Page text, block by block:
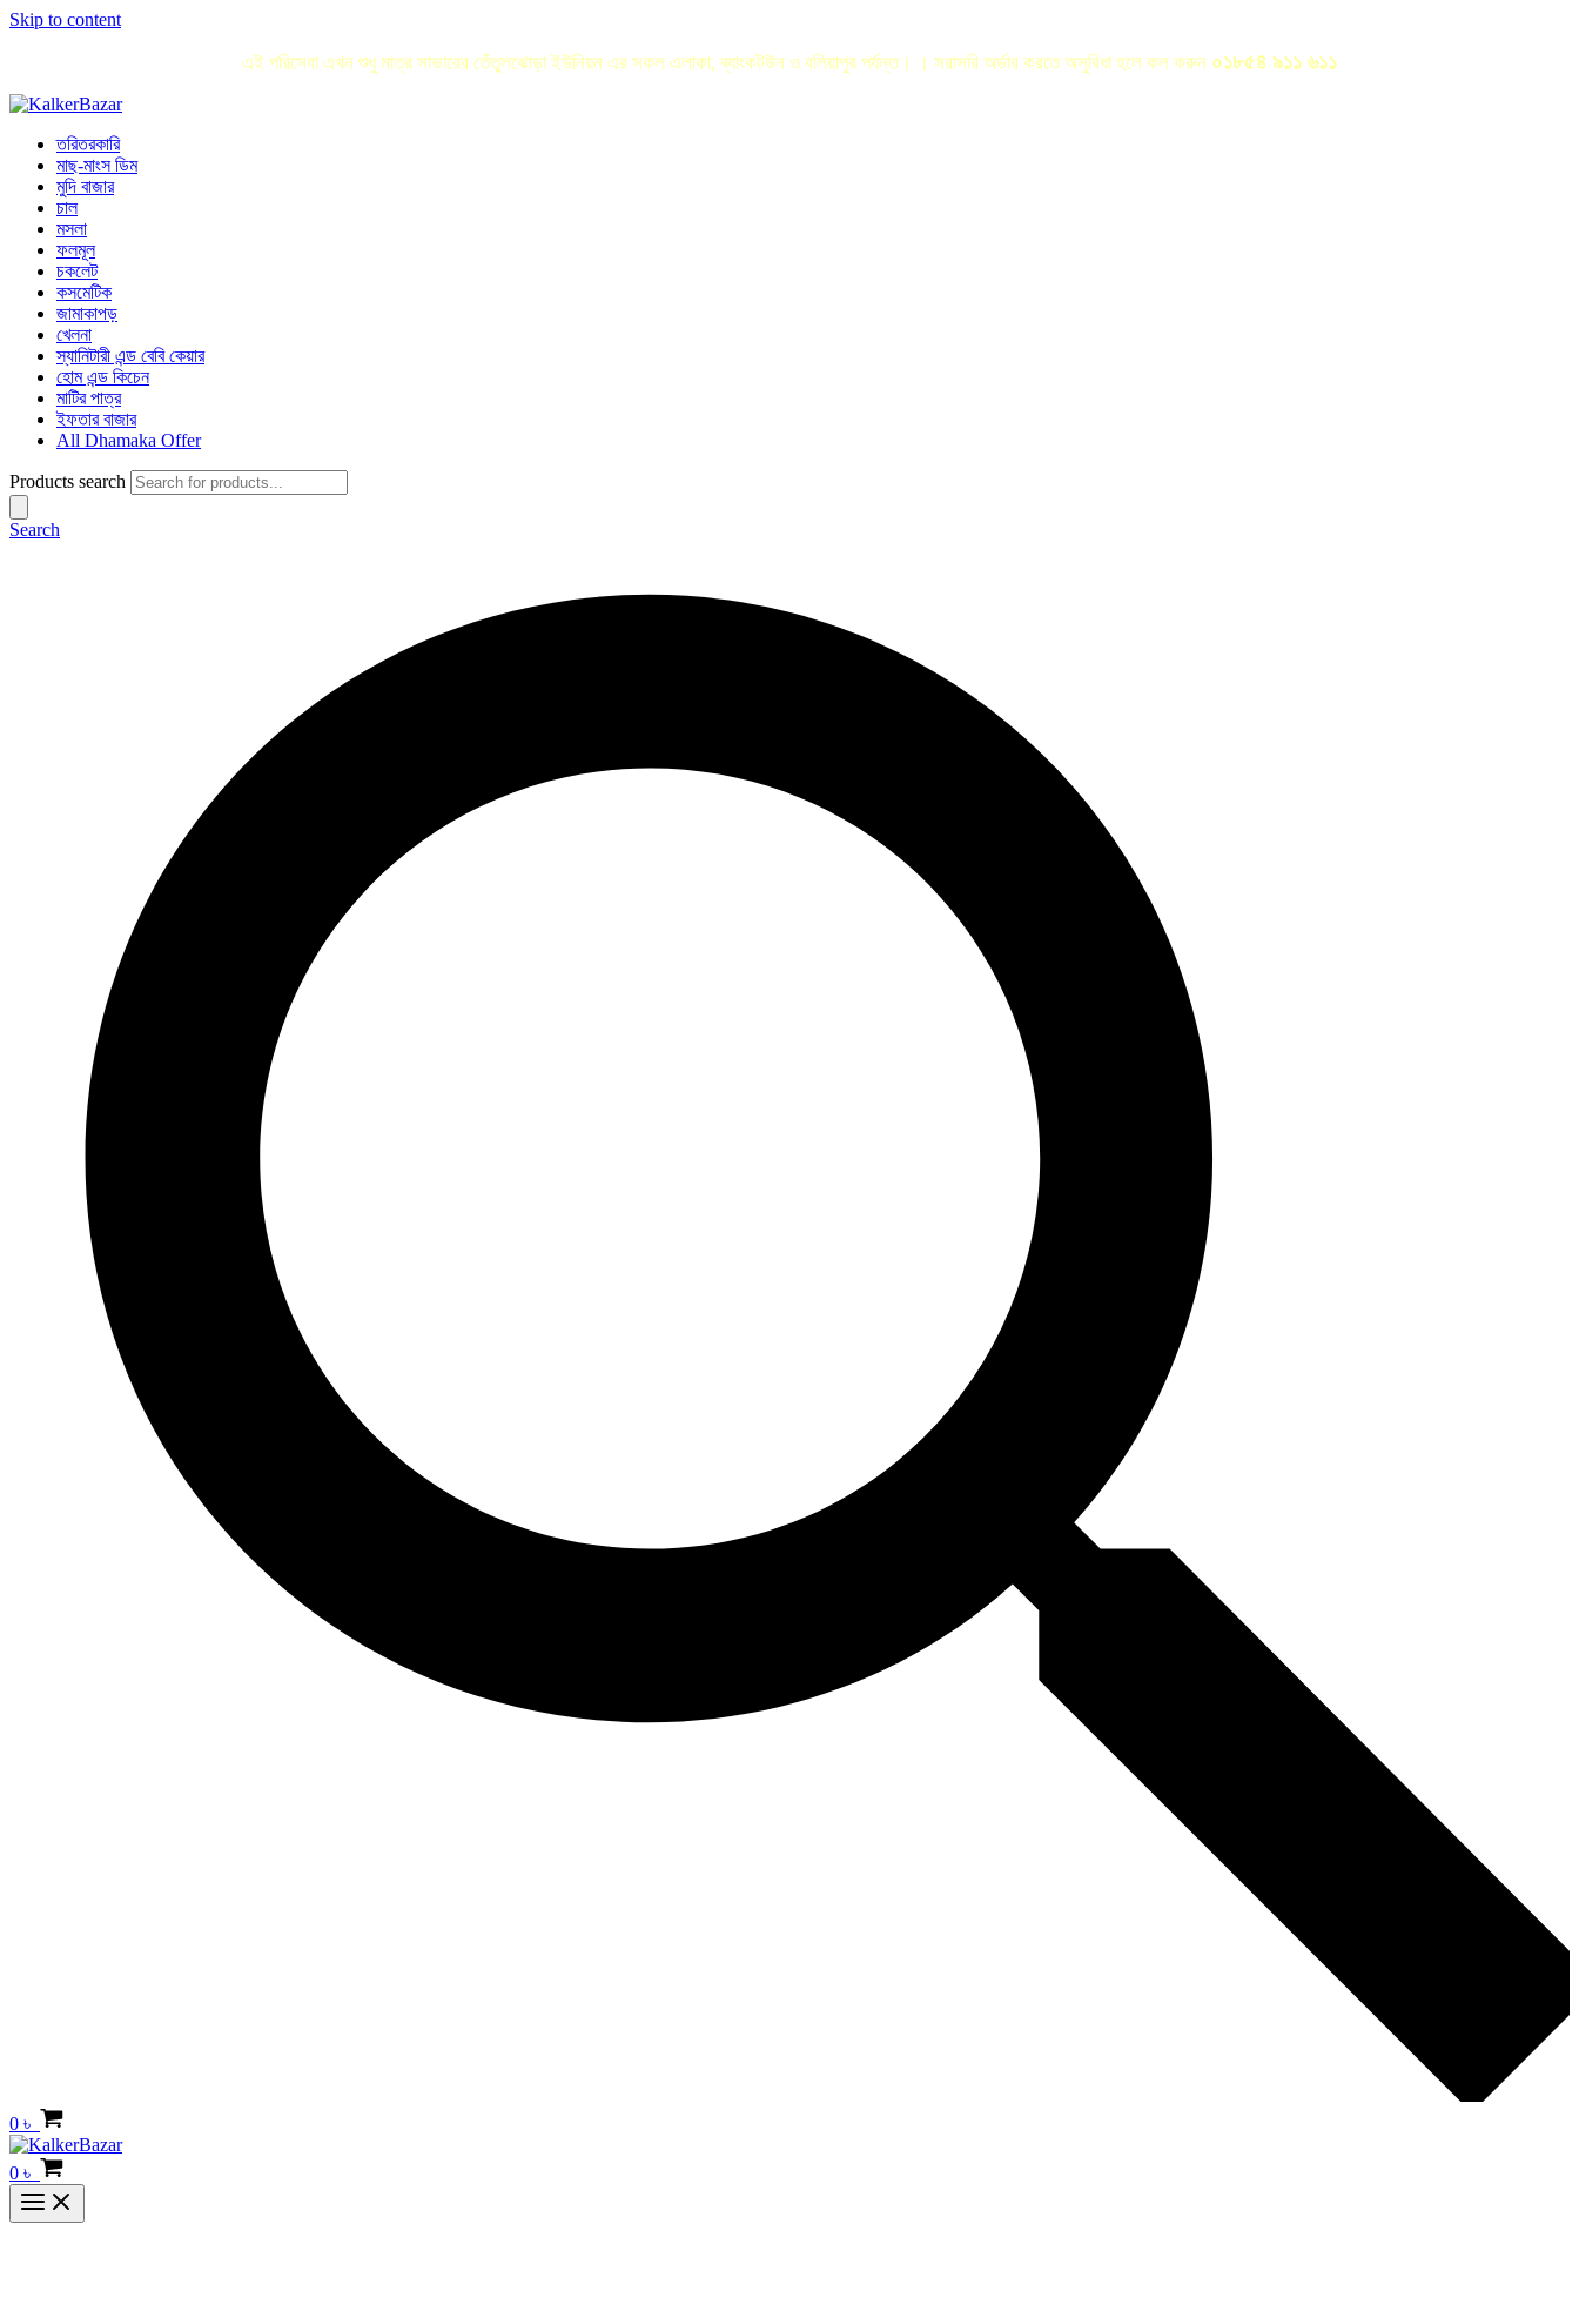
Skip to content
এই পরিসেবা এখন শুধু মাত্র সাভারের তেঁতুলঝোড়া ইউনিয়ন এর সকল এলাকা, ব্যাংকটউন ও বলিয়াপুর পর্যন্ত। । সরাসরি অর্ডার করতে অসুবিধা হলে কল করুন ০১৮৫৪ ৯১১ ৬১১
তরিতরকারি
মাছ-মাংস ডিম
মুদি বাজার
চাল
মসলা
ফলমূল
চকলেট
কসমেটিক
জামাকাপড়
খেলনা
স্যানিটারী এন্ড বেবি কেয়ার
হোম এন্ড কিচেন
মাটির পাত্র
ইফতার বাজার
All Dhamaka Offer
Products search
Search
0 ৳
0 ৳